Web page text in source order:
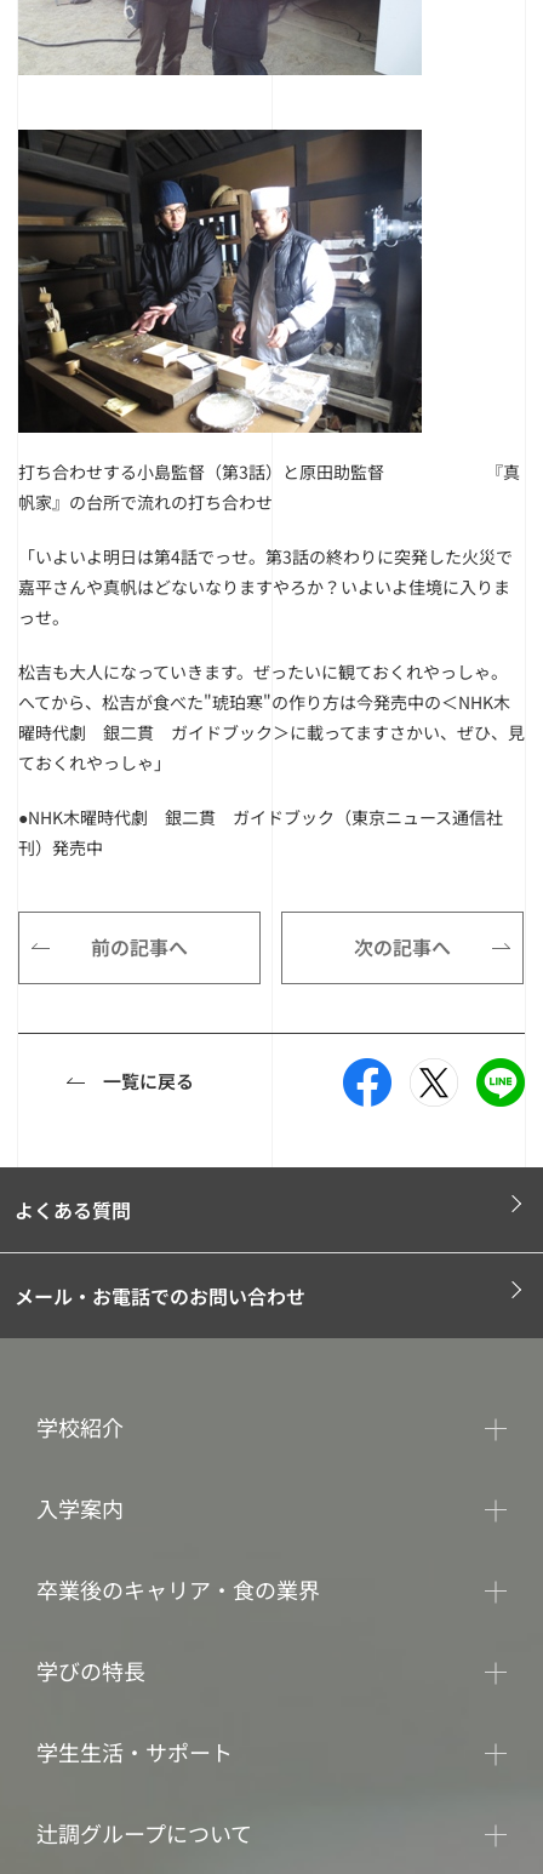
打ち合わせする小島監督（第3話）と原田助監督 『真
帆家』の台所で流れの打ち合わせ
「いよいよ明日は第4話でっせ。第3話の終わりに突発した火災で
嘉平さんや真帆はどないなりますやろか？いよいよ佳境に入りま
っせ。
松吉も大人になっていきます。ぜったいに観ておくれやっしゃ。
へてから、松吉が食べた"琥珀寒"の作り方は今発売中の＜NHK木
曜時代劇 銀二貫 ガイドブック＞に載ってますさかい、ぜひ、見
ておくれやっしゃ」
●NHK木曜時代劇 銀二貫 ガイドブック（東京ニュース通信社
刊）発売中
前の記事へ 次の記事へ
一覧に戻る
よくある質問
メール・お電話でのお問い合わせ
学校紹介
入学案内
卒業後のキャリア・食の業界
学びの特長
学生生活・サポート
辻調グループについて